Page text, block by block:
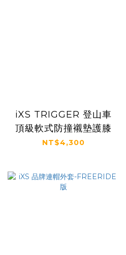
iXS TRIGGER 登山車
頂級軟式防撞襯墊護膝
NT$4,300